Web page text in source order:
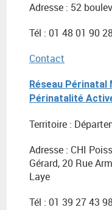
Adresse : 52
Tél : 01 48 01 90
Contact
Réseau Périnatal
Périnatalité
Territoire :
Adresse : CHI
Gérard, 20 Rue
Laye
Tél : 01 39 27 43